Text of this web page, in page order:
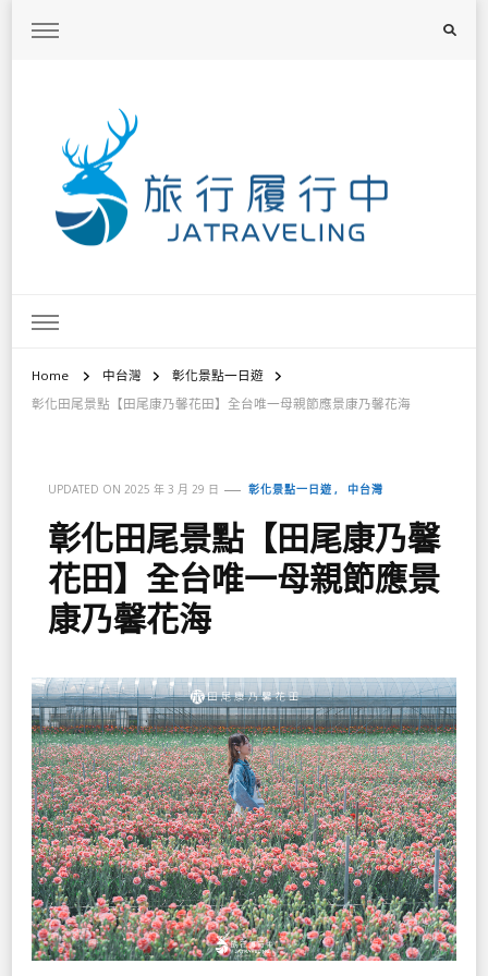
Home 中台灣
彰化景點一日遊
彰化田尾景點【田尾康乃馨花田】全台唯一母親節應景康乃馨花海
UPDATED ON 2025 年 3 月 29 日 彰化景點一日遊 中台灣
彰化田尾景點【田尾康乃馨
花田】全台唯一母親節應景
康乃馨花海